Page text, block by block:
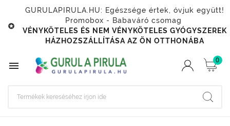

GURULAPIRULA.HU: Egészsége értek, óvjuk együtt!
Promobox - Babaváró csomag
VÉNYKÖTELES ÉS NEM VÉNYKÖTELES GYÓGYSZEREK
HÁZHOZSZÁLLÍTÁSA AZ ÖN OTTHONÁBA
 0